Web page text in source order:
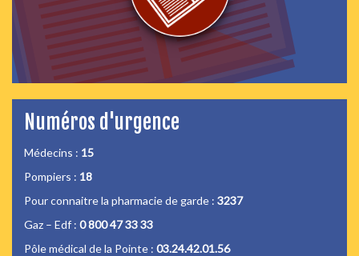
Numéros d'urgence
Médecins : 15
Pompiers : 18
Pour connaitre la pharmacie de garde : 3237
Gaz – Edf : 0 800 47 33 33
Pôle médical de la Pointe : 03.24.42.01.56